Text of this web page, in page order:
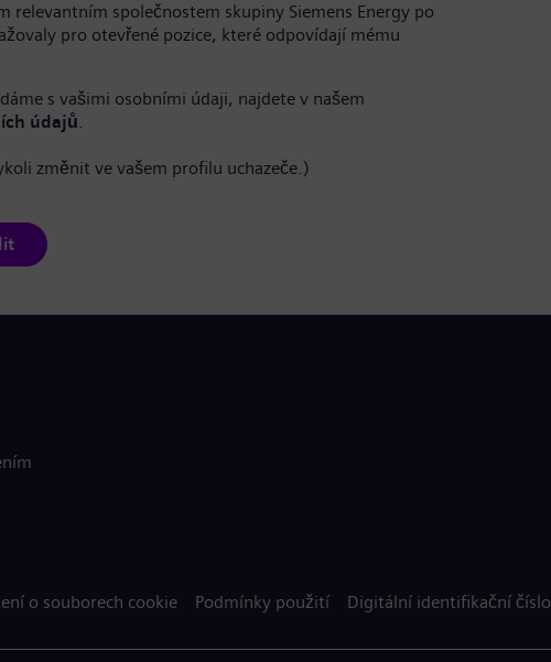
relevantním společnostem skupiny Siemens Energy po
pro otevřené pozice, které odpovídají mému
s vašimi osobními údaji, najdete v našem
údajů.
změnit ve vašem profilu uchazeče.)
o souborech cookie Podmínky použití Digitální identifikační číslo